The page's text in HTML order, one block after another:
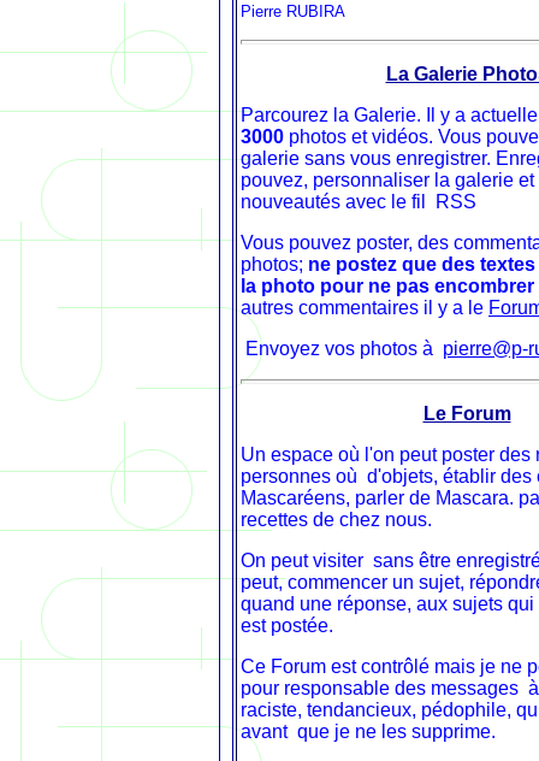
Pierre RUBIRA
La Galerie
Parcourez la Galerie. Il y a
3000 photos et vidéos. Vous
galerie sans vous enregistrer.
pouvez, personnaliser la galerie
nouveautés avec le fil RSS
Vous pouvez poster, des
photos; ne postez que des
la photo pour ne pas encombrer
autres commentaires il y a le
Envoyez vos photos à pierre@p-
Le Forum
Un espace où l'on peut poster des
personnes où d'objets, établir des
Mascaréens, parler de Mascara.
recettes de chez nous.
On peut visiter sans être
peut, commencer un sujet,
quand une réponse, aux sujets
est postée.
Ce Forum est contrôlé mais je ne
pour responsable des messages
raciste, tendancieux, pédophile,
avant que je ne les supprime.